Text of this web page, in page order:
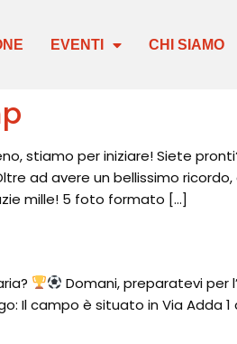
EVENTI CHI SIAMO
stiamo per iniziare! Siete
ad avere un bellissimo
mille! 5 foto formato […]
Domani, preparatevi per
Il campo è situato in Via Adda